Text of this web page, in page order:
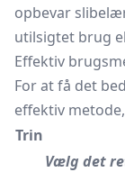
opbevar
utilsigtet brug
Effektiv
For at få det
effektiv
Trin
Vælg det